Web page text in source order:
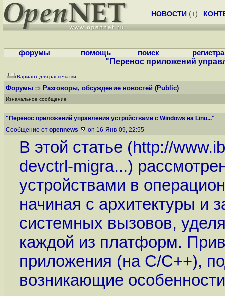
НОВОСТИ (+)
форумы помощь поиск
"Перенос приложений
Вариант для распечатки
Форумы Разговоры, обсуждение новостей (Public)
Изначальное сообщение
"Перенос приложений управления устройствами с Windows на Linu..."
Сообщение от opennews on 16-Янв-09, 22:55
В этой статье (http://
devctrl-migra...)
устройствами в
начиная с архитектуры и
системных вызовов,
каждой из платформ.
приложения (на C/C++),
возникающие